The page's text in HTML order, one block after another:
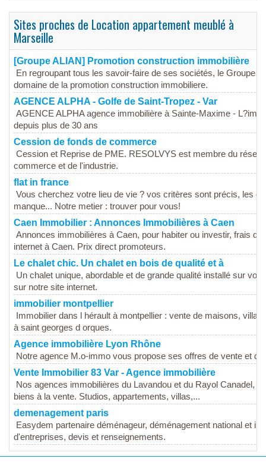
Sites proches de Location appartement meublé à
Marseille
[Groupe ALIAN] Promotion construction immobilière
En regroupant tous les savoir-faire de ses sociétés, le Groupe
domaine de la promotion construction immobiliere.
AGENCE ALPHA - Golfe de Saint-Tropez - Var
AGENCE ALPHA agence immobilière à Sainte-Maxime -
depuis plus de 30 ans
Cession de fonds de commerce
Cession et Reprise de PME. RESOLVYS est membre du
commerce et de l'industrie.
flat in france
Vous cherchez votre lieu de vie ? vos critères sont précis, les
manque... Notre metier : trouver pour vous!
Caen Immobilier : Annonces Immobilières à Caen
Annonces immobilières à Caen, pour habiter ou investir, frais
internet à Caen. Prix direct promoteurs.
Le chalet chic. Un chalet en bois de qualité et à
Un chalet unique, abordable et de grande qualité installé sur
sur notre site internet.
immobilier montpellier
Immobilier dans l hérault à montpellier : vente de maisons,
à saint georges d orques.
Agence immobilière Lyon Rhône
Notre agence M.o-immo vous propose ses offres de vente et
Vente Immobilier 83 Var - Agence immobilière
Nos agences immobilières du Lavandou et du Rayol Canadel,
biens à la vente. Studios, appartements, villas,...
demenagement paris
Easydem partenaire déménageur, déménagement national et
d'entreprises, devis et renseignements.